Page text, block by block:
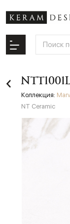
Коллекция:
NT Ceramic